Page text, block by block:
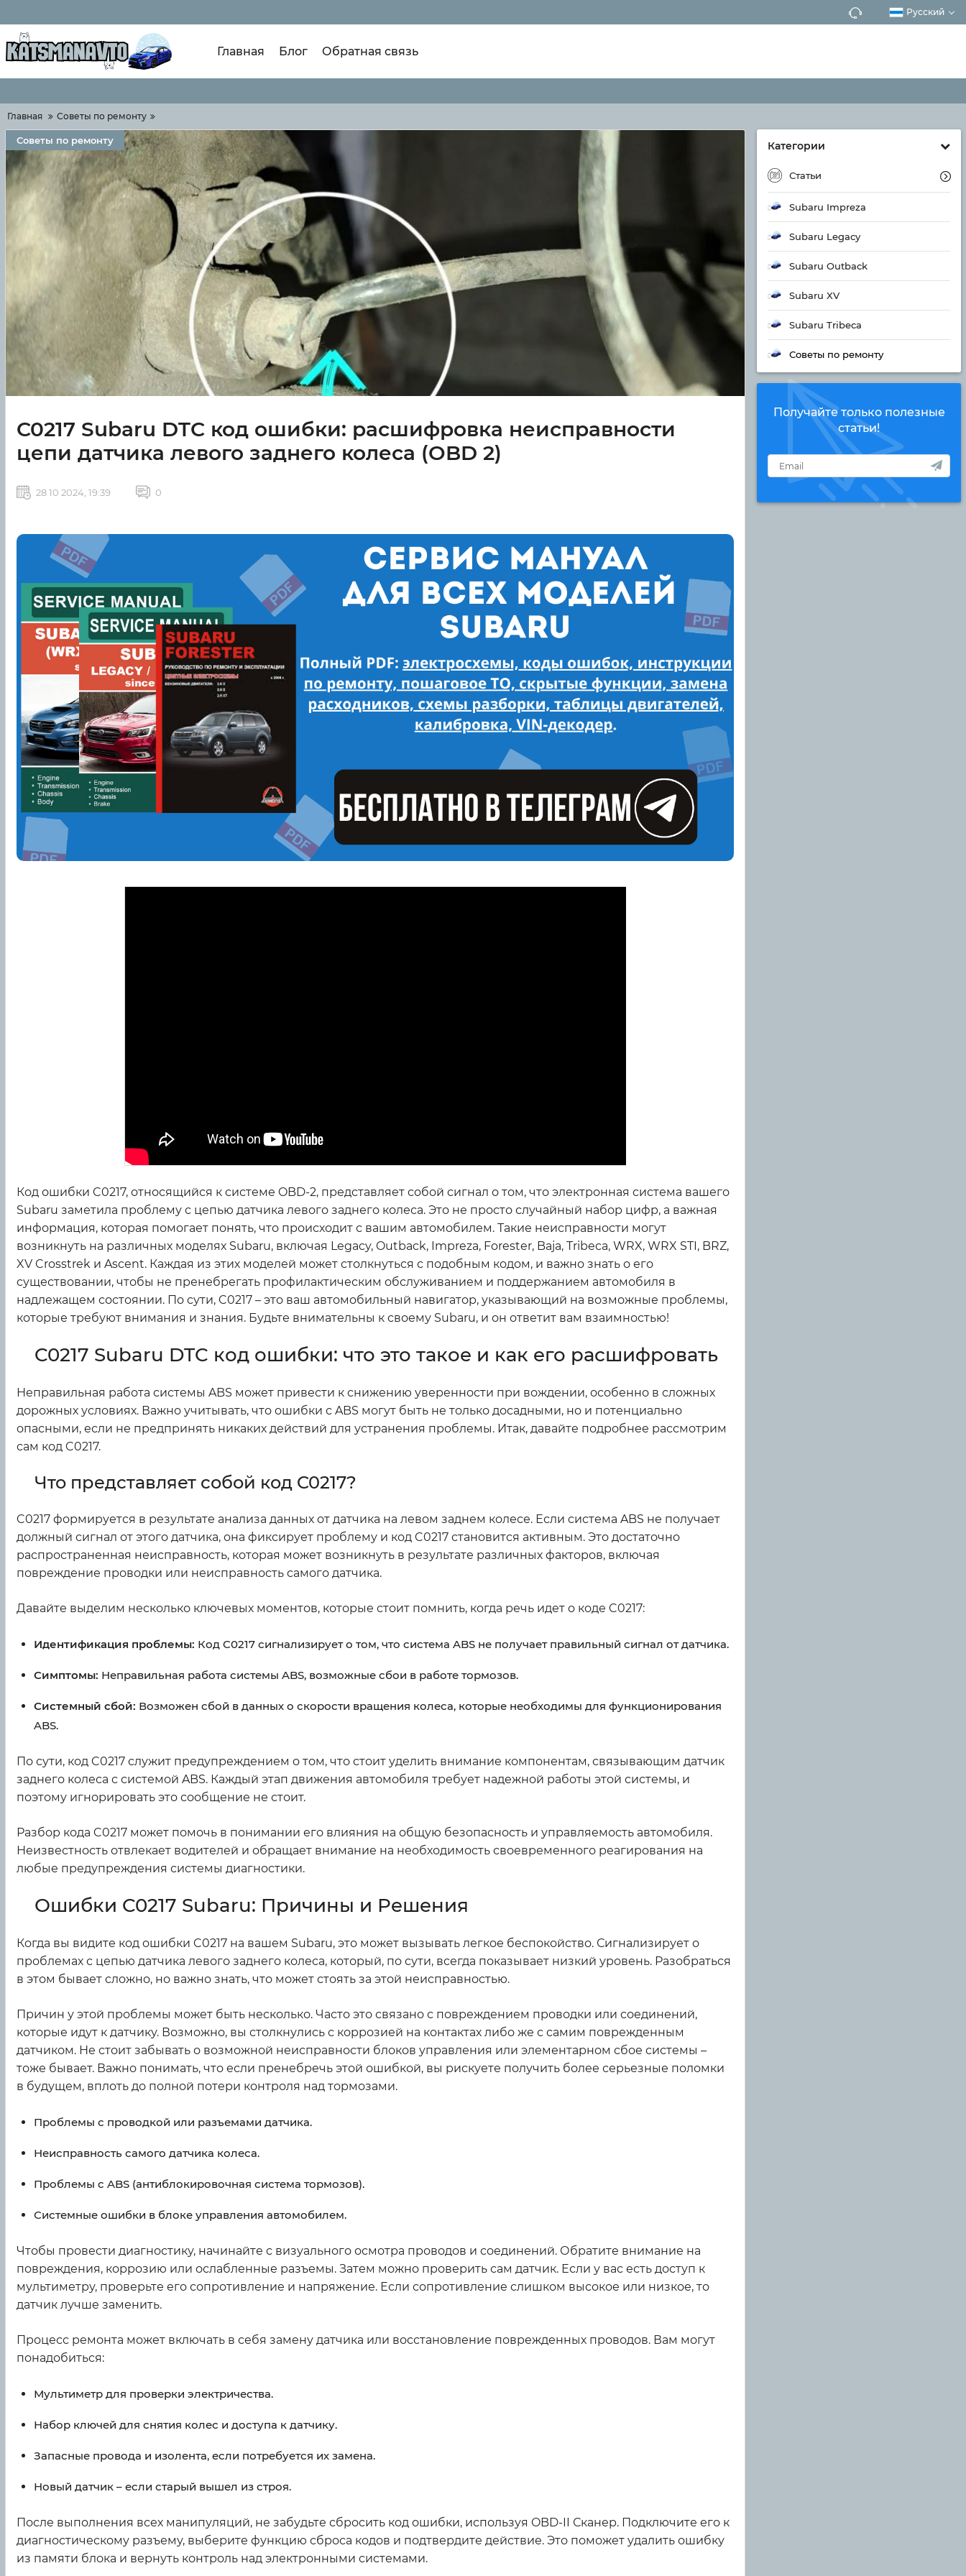
Русский
Главная Блог Обратная связь
Главная Советы по ремонту
Категории
Статьи
Subaru Impreza
Subaru Legacy
Subaru Outback
Subaru XV
Subaru Tribeca
Советы по ремонту
Получайте только полезные
статьи!
Советы по ремонту
C0217 Subaru DTC код ошибки: расшифровка неисправности
цепи датчика левого заднего колеса (OBD 2)
28 10 2024, 19:39 0
Код ошибки C0217, относящийся к системе OBD-2, представляет собой сигнал о том, что электронная система вашего
Subaru заметила проблему с цепью датчика левого заднего колеса. Это не просто случайный набор цифр, а важная
информация, которая помогает понять, что происходит с вашим автомобилем. Такие неисправности могут
возникнуть на различных моделях Subaru, включая Legacy, Outback, Impreza, Forester, Baja, Tribeca, WRX, WRX STI, BRZ,
XV Crosstrek и Ascent. Каждая из этих моделей может столкнуться с подобным кодом, и важно знать о его
существовании, чтобы не пренебрегать профилактическим обслуживанием и поддержанием автомобиля в
надлежащем состоянии. По сути, C0217 – это ваш автомобильный навигатор, указывающий на возможные проблемы,
которые требуют внимания и знания. Будьте внимательны к своему Subaru, и он ответит вам взаимностью!
C0217 Subaru DTC код ошибки: что это такое и как его расшифровать
Неправильная работа системы ABS может привести к снижению уверенности при вождении, особенно в сложных
дорожных условиях. Важно учитывать, что ошибки с ABS могут быть не только досадными, но и потенциально
опасными, если не предпринять никаких действий для устранения проблемы. Итак, давайте подробнее рассмотрим
сам код C0217.
Что представляет собой код C0217?
C0217 формируется в результате анализа данных от датчика на левом заднем колесе. Если система ABS не получает
должный сигнал от этого датчика, она фиксирует проблему и код C0217 становится активным. Это достаточно
распространенная неисправность, которая может возникнуть в результате различных факторов, включая
повреждение проводки или неисправность самого датчика.
Давайте выделим несколько ключевых моментов, которые стоит помнить, когда речь идет о коде C0217:
Идентификация проблемы: Код C0217 сигнализирует о том, что система ABS не получает правильный сигнал от датчика.
Симптомы: Неправильная работа системы ABS, возможные сбои в работе тормозов.
Системный сбой: Возможен сбой в данных о скорости вращения колеса, которые необходимы для функционирования
ABS.
По сути, код C0217 служит предупреждением о том, что стоит уделить внимание компонентам, связывающим датчик
заднего колеса с системой ABS. Каждый этап движения автомобиля требует надежной работы этой системы, и
поэтому игнорировать это сообщение не стоит.
Разбор кода C0217 может помочь в понимании его влияния на общую безопасность и управляемость автомобиля.
Неизвестность отвлекает водителей и обращает внимание на необходимость своевременного реагирования на
любые предупреждения системы диагностики.
Ошибки C0217 Subaru: Причины и Решения
Когда вы видите код ошибки C0217 на вашем Subaru, это может вызывать легкое беспокойство. Сигнализирует о
проблемах с цепью датчика левого заднего колеса, который, по сути, всегда показывает низкий уровень. Разобраться
в этом бывает сложно, но важно знать, что может стоять за этой неисправностью.
Причин у этой проблемы может быть несколько. Часто это связано с повреждением проводки или соединений,
которые идут к датчику. Возможно, вы столкнулись с коррозией на контактах либо же с самим поврежденным
датчиком. Не стоит забывать о возможной неисправности блоков управления или элементарном сбое системы –
тоже бывает. Важно понимать, что если пренебречь этой ошибкой, вы рискуете получить более серьезные поломки
в будущем, вплоть до полной потери контроля над тормозами.
Проблемы с проводкой или разъемами датчика.
Неисправность самого датчика колеса.
Проблемы с ABS (антиблокировочная система тормозов).
Системные ошибки в блоке управления автомобилем.
Чтобы провести диагностику, начинайте с визуального осмотра проводов и соединений. Обратите внимание на
повреждения, коррозию или ослабленные разъемы. Затем можно проверить сам датчик. Если у вас есть доступ к
мультиметру, проверьте его сопротивление и напряжение. Если сопротивление слишком высокое или низкое, то
датчик лучше заменить.
Процесс ремонта может включать в себя замену датчика или восстановление поврежденных проводов. Вам могут
понадобиться:
Мультиметр для проверки электричества.
Набор ключей для снятия колес и доступа к датчику.
Запасные провода и изолента, если потребуется их замена.
Новый датчик – если старый вышел из строя.
После выполнения всех манипуляций, не забудьте сбросить код ошибки, используя OBD-II Сканер. Подключите его к
диагностическому разъему, выберите функцию сброса кодов и подтвердите действие. Это поможет удалить ошибку
из памяти блока и вернуть контроль над электронными системами.